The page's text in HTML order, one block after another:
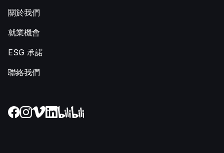
關於我們
就業機會
ESG 承諾
聯絡我們